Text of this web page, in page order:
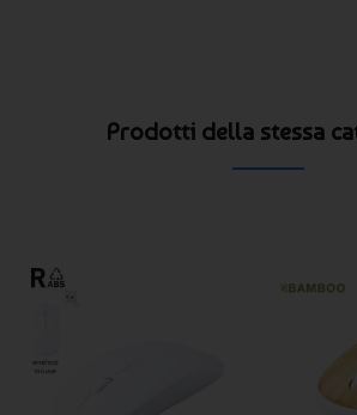
Prodotti della stessa